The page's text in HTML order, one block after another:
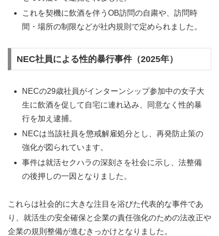
これを契機に飲酒を伴うOB訪問の自粛や、訪問時
間・場所の制限などが社内規則で定められました。
NEC社員による性的暴行事件（2025年）
NECの29歳社員がインターンシップ参加中の女子大
生に飲酒を促して自宅に連れ込み、同意なく性的暴
行を加え逮捕。
NECは当該社員を懲戒解雇処分とし、再発防止策の
強化が図られています。
事件は就活セクハラの深刻さを社会に示し、法整備
の後押しの一因となりました。
これらは社会的に大きな注目を浴びた代表的な事件であ
り、就活生の安全確保と企業の責任強化のための法改正や
企業の規則整備が進むきっかけとなりました。